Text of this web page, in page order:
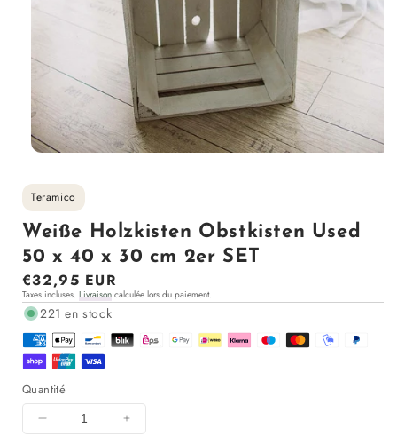
média
1
dans
la
modale
Teramico
Weiße Holzkisten Obstkisten Used
50 x 40 x 30 cm 2er SET
Prix
régulier
€32,95 EUR
Taxes incluses. Livraison calculée lors du paiement.
221 en stock
Quantité
Diminuer
Augmenter